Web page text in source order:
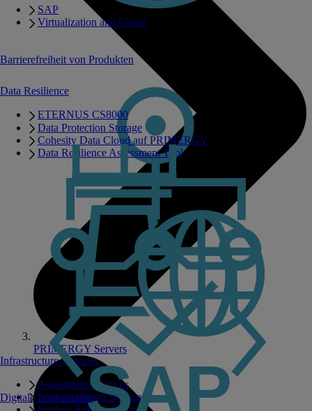
SAP
Virtualization and Cloud
Infrastructure Services
Assessment Services
Implementation Services
Data Resilience
ETERNUS CS8000
Data Protection Storage
Cohesity Data Cloud auf PRIMERGY
Data Resilience Assessment Tool
Barrierefreiheit von Produkten
Digitale Souveränität
PRIMERGY Servers